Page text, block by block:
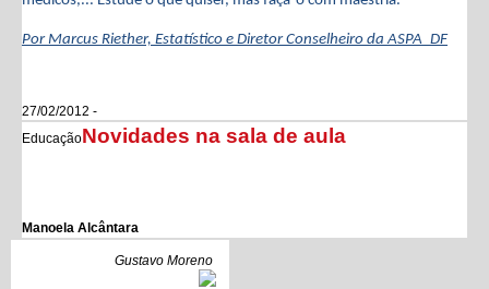
Por Marcus Riether, Estatístico e Diretor Conselheiro da ASPA_DF
27/02/2012 -
EducaçãoNovidades na sala de aula
Manoela Alcântara
Gustavo Moreno